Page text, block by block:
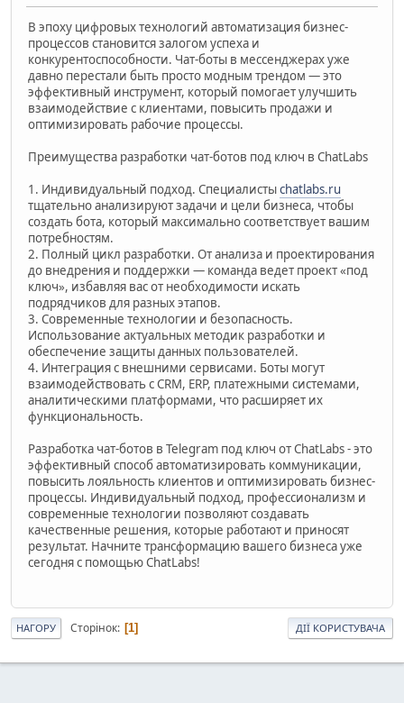
В эпоху цифровых технологий автоматизация бизнес-
процессов становится залогом успеха и
конкурентоспособности. Чат-боты в мессенджерах уже
давно перестали быть просто модным трендом — это
эффективный инструмент, который помогает улучшить
взаимодействие с клиентами, повысить продажи и
оптимизировать рабочие процессы.
Преимущества разработки чат-ботов под ключ в ChatLabs
1. Индивидуальный подход. Специалистыchatlabs.ru
тщательно анализируют задачи и цели бизнеса, чтобы
создать бота, который максимально соответствует вашим
потребностям.
2. Полный цикл разработки. От анализа и проектирования
до внедрения и поддержки — команда ведет проект «под
ключ», избавляя вас от необходимости искать
подрядчиков для разных этапов.
3. Современные технологии и безопасность.
Использование актуальных методик разработки и
обеспечение защиты данных пользователей.
4. Интеграция с внешними сервисами. Боты могут
взаимодействовать с CRM, ERP, платежными системами,
аналитическими платформами, что расширяет их
функциональность.
Разработка чат-ботов в Telegram под ключ от ChatLabs - это
эффективный способ автоматизировать коммуникации,
повысить лояльность клиентов и оптимизировать бизнес-
процессы. Индивидуальный подход, профессионализм и
современные технологии позволяют создавать
качественные решения, которые работают и приносят
результат. Начните трансформацию вашего бизнеса уже
сегодня с помощью ChatLabs!
НАГОРУ Сторінок 1 ДІЇ КОРИСТУВАЧА